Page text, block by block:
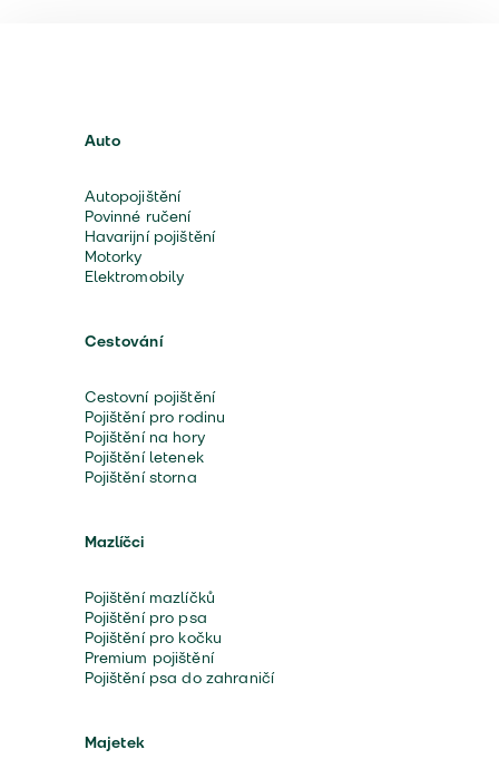
Auto
Autopojištění
Povinné ručení
Havarijní pojištění
Motorky
Elektromobily
Cestování
Cestovní pojištění
Pojištění pro rodinu
Pojištění na hory
Pojištění letenek
Pojištění storna
Mazlíčci
Pojištění mazlíčků
Pojištění pro psa
Pojištění pro kočku
Premium pojištění
Pojištění psa do zahraničí
Majetek